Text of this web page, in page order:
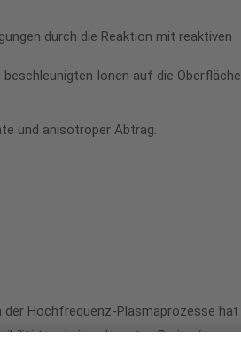
durch die Reaktion mit reaktiven
Ionen auf die Oberfläche
und anisotroper Abtrag.
der Hochfrequenz-Plasmaprozesse hat
und ein sehr gutes Preis- /